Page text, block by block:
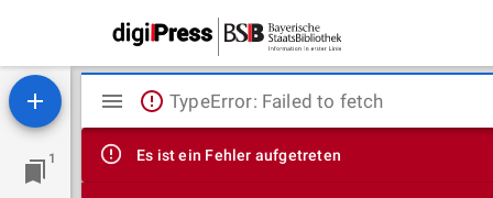
1
Mirador
Viewer
TypeError: Failed to fetch
Es ist ein Fehler aufgetreten